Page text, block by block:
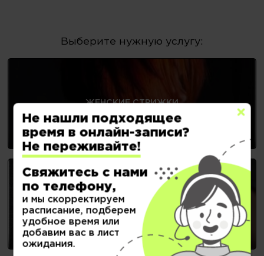
Выберите нужную услугу:
ЖЕНСКИЕ СТРИЖКИ
НОГТЕВОЙ СЕРВИС
Не нашли подходящее
время в онлайн-записи?
Не переживайте!
Свяжитесь с нами
по телефону,
и мы скорректируем
расписание, подберем
удобное время или
добавим вас в лист
ожидания.